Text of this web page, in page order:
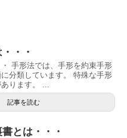
・・
手形法では、手形を約束手形
分類しています。 特殊な手形
ります。 ...
記事を読む
とは・・・